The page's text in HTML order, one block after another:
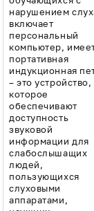
нарушением
включает
персональный
компьютер,
портативная
индукционная
– это устройство,
которое
обеспечивают
доступность
звуковой
информации для
слабослышащих
людей,
пользующихся
слуховыми
аппаратами,